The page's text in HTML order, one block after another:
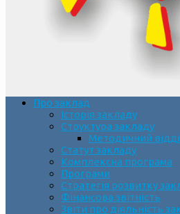
Про заклад
Історія закладу
Структура закладу
Методичний
Статут закладу
Комплексна програма
Програми
Стратегія розвитку
Фінансова звітність
Звіти про діяльність